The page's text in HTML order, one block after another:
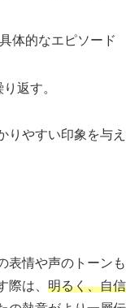
体的なエピソード
返す。
りやすい印象を与え
表情や声のトーンも
際は、 明るく、自信